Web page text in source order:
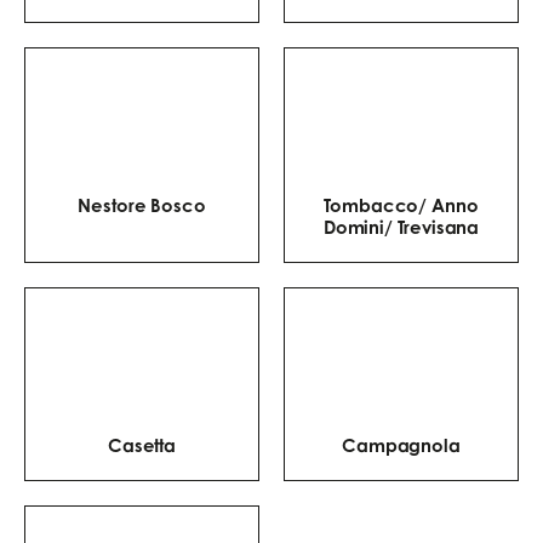
Nestore Bosco
Tombacco/ Anno
Domini/ Trevisana
Casetta Campagnola